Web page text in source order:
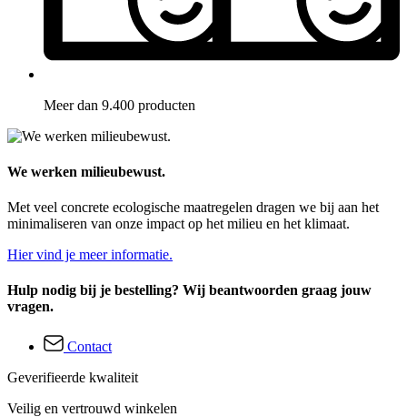
Meer dan 9.400 producten
We werken milieubewust.
Met veel concrete ecologische maatregelen dragen we bij aan het
minimaliseren van onze impact op het milieu en het klimaat.
Hier vind je meer informatie.
Hulp nodig bij je bestelling? Wij beantwoorden graag jouw
vragen.
Contact
Geverifieerde kwaliteit
Veilig en vertrouwd winkelen